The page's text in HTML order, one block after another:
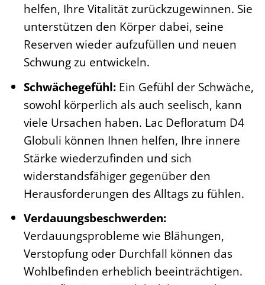
helfen, Ihre Vitalität zurückzugewinnen. Sie
unterstützen den Körper dabei, seine
Reserven wieder aufzufüllen und neuen
Schwung zu entwickeln.
Schwächegefühl:Ein Gefühl der Schwäche,
sowohl körperlich als auch seelisch, kann
viele Ursachen haben. Lac Defloratum D4
Globuli können Ihnen helfen, Ihre innere
Stärke wiederzufinden und sich
widerstandsfähiger gegenüber den
Herausforderungen des Alltags zu fühlen.
Verdauungsbeschwerden:
Verdauungsprobleme wie Blähungen,
Verstopfung oder Durchfall können das
Wohlbefinden erheblich beeinträchtigen.